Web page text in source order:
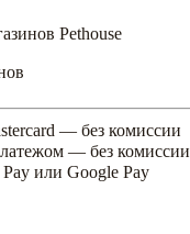
Pethouse
— без комиссии
— без комиссии
или Google Pay